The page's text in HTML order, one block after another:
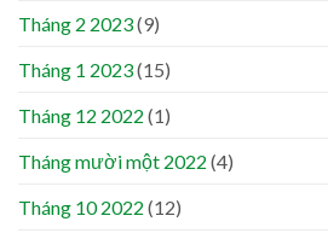
Tháng 2 2023(9)
Tháng 1 2023(15)
Tháng 12 2022 (1)
Tháng mười một 2022 (4)
Tháng 10 2022 (12)